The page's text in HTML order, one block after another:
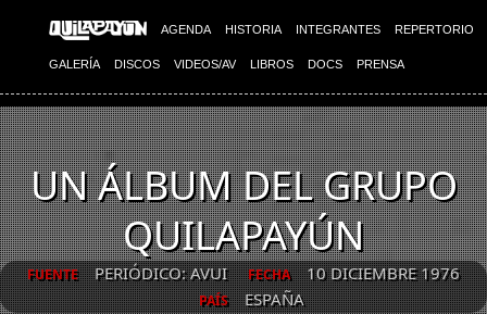
AGENDA HISTORIA INTEGRANTES REPERTORIO
GALERÍA DISCOS VIDEOS/AV LIBROS DOCS PRENSA
UN ÁLBUM DEL GRUPO
QUILAPAYÚN
FUENTE PERIÓDICO: AVUI FECHA 10 DICIEMBRE 1976
PAÍS ESPAÑA